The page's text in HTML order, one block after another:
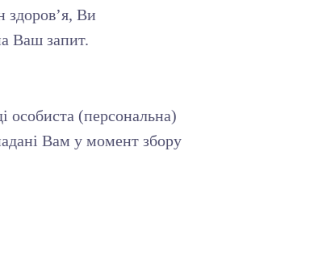
здоров’я, Ви
Ваш запит.
особиста (персональна)
Вам у момент збору